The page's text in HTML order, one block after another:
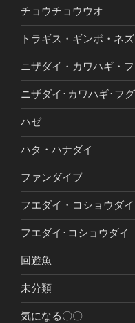
チョウチョウウオ
トラギス・ギンポ・ネ
ニザダイ・カワハギ・
ニザダイ･カワハギ･フグ
ハゼ
ハタ・ハナダイ
ファンダイブ
フエダイ・コショウダイ
フエダイ･コショウダイ
回遊魚
未分類
気になる〇〇